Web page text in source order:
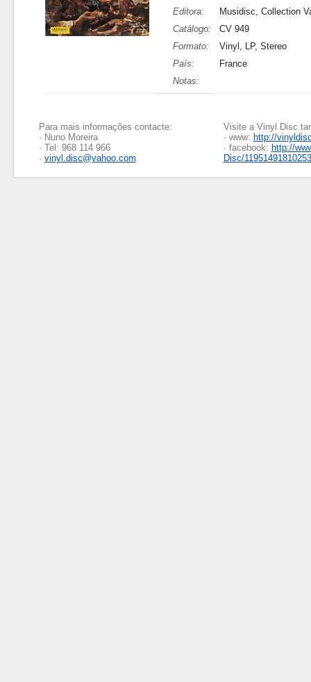
Editora:
Musidisc, Collection
Catálogo:
CV 949
Formato:
Vinyl, LP, Stereo
País:
France
Notas:
Para mais informações contacte:
· Nuno Moreira
· Tel: 968 114 966
· vinyl.disc@yahoo.com
Visite a Vinyl Disc
· www: http://
· facebook: http://
Disc/